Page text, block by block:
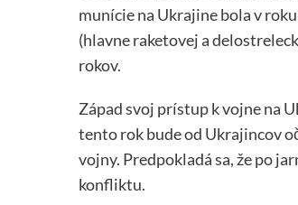
munície na Ukrajine bola v
(hlavne raketovej a
rokov.
Západ svoj prístup k vojne na
tento rok bude od Ukrajincov
vojny. Predpokladá sa, že po
konfliktu.